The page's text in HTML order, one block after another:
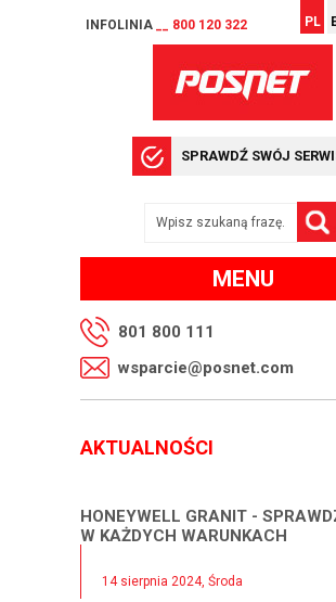
INFOLINIA __ 800 120 322 PL
SPRAWDŹ SWÓJ
MENU
801 800 111
wsparcie@posnet.com
AKTUALNOŚCI
HONEYWELL GRANIT -
W KAŻDYCH WARUNKACH
14 sierpnia 2024, Środa